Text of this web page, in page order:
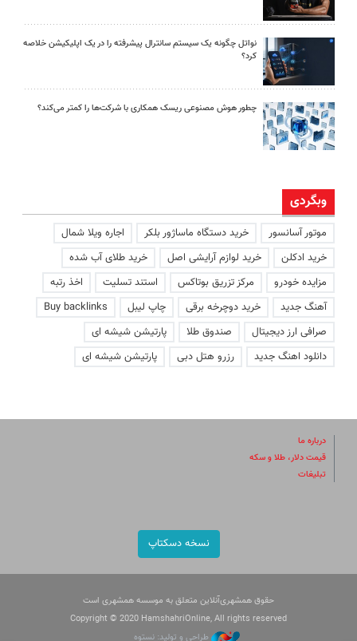
نواتل چگونه یک سیستم سانترال پیشرفته را در یک اپلیکیشن خلاصه
کرد؟
چطور هوش مصنوعی ریسک همکاری با شرکت‌ها را کمتر می‌کند؟
وبگردی
موتور آسانسور خرید دستگاه ماساژور بلکر
اجاره ویلا شمال
خرید ادکلن
خرید لوازم آرایشی اصل
خرید طلای آب شده
مزایده خودرو
مرکز تزریق بوتاکس استند تسلیت
اخذ رتبه
آهنگ جدید
خرید دوچرخه برقی چاپ لیبل
Buy backlinks
صرافی ارز دیجیتال
صندوق طلا
پارتیشن شیشه ای
دانلود اهنگ جدید
رزرو هتل دبی پارتیشن شیشه ای
درباره ما
قیمت دلار، طلا و سکه
تبلیغات
نسخه دسکتاپ
حقوق همشهری‌آنلاین متعلق به موسسه همشهری است
Copyright © 2020 HamshahriOnline, All rights reserved
طراحی و تولید: نستوه